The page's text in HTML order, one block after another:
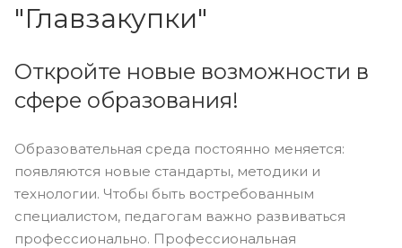
"Главзакупки"
Откройте новые возможности в
сфере образования!
Образовательная среда постоянно меняется:
появляются новые стандарты, методики и
технологии. Чтобы быть востребованным
специалистом, педагогам важно развиваться
профессионально. Профессиональная